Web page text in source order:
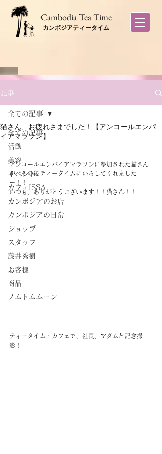
​Cambodia Tea Time
カンボジアティータイム
記事
全ての記事
活動
美容
イベント
カフェISSA
カンボジアのお店
カンボジアの日常
ショップ
スタッフ
藤井秀樹
お客様
商品
ノムトムムーン
全ての記事
猫さん、お疲れさまでした！【アンコールエンパ
イアマラソン】
アンコールエンパイアマラソンに参加された猫さん
が、その後ティータイムにいらしてくれました
ー！！
いつも、ありがとうございます！！猫さん！！
ティータイム・カフェで、社長、マダムと記念撮
影！